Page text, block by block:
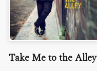
Take Me to the Alley